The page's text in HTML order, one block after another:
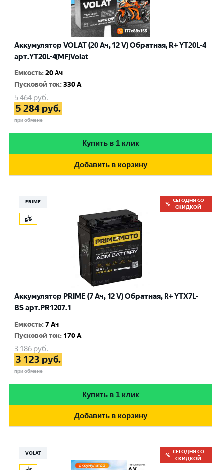
Аккумулятор VOLAT (20 Ач, 12 V) Обратная, R+ YT20L-4
арт.YT20L-4(MF)Volat
Емкость:20 Ач
Пусковой ток:330 A
5 464руб.
5 284 руб.
при обмене
Купить в 1 клик
Добавить в корзину
PRIME
СЕГОДНЯ СО
СКИДКОЙ
Аккумулятор PRIME (7 Ач, 12 V) Обратная, R+ YTX7L-
BS арт.PR1207.1
Емкость:7 Ач
Пусковой ток: 170 A
3 186руб.
3 123 руб.
при обмене
Купить в 1 клик
Добавить в корзину
VOLAT
СЕГОДНЯ СО
СКИДКОЙ